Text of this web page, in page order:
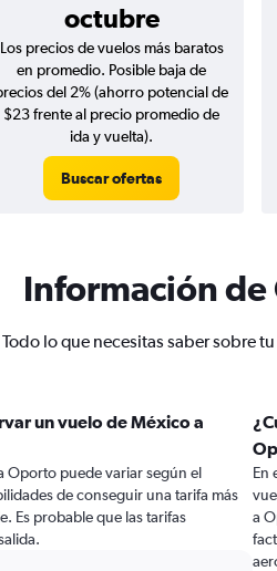
octubre
Los precios de vuelos más baratos
en promedio. Posible baja de
del 2% (ahorro potencial de
$23 frente al precio promedio de
ida y vuelta).
Buscar ofertas
Información
Todo lo que necesitas saber sobre
un vuelo de México a
Oporto puede variar según el
de conseguir una tarifa más
Es probable que las tarifas
En
a